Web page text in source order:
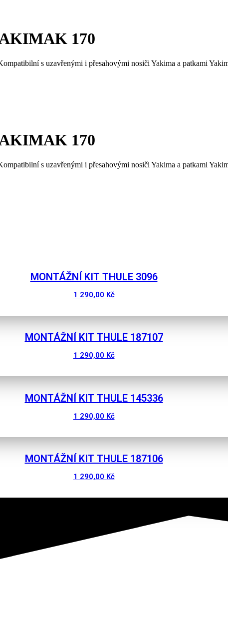
170
s uzavřenými i přesahovými nosiči Yakima a patkami
170
s uzavřenými i přesahovými nosiči Yakima a patkami
MONTÁŽNÍ KIT THULE 3096
1 290,00 Kč
MONTÁŽNÍ KIT THULE 187107
1 290,00 Kč
MONTÁŽNÍ KIT THULE 145336
1 290,00 Kč
MONTÁŽNÍ KIT THULE 187106
1 290,00 Kč